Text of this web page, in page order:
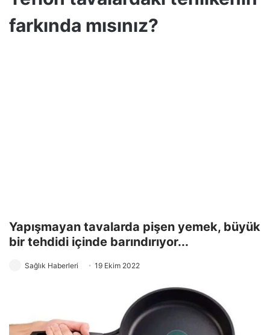
farkında mısınız?
Yapışmayan tavalarda pişen yemek, büyük
bir tehdidi içinde barındırıyor...
Sağlık Haberleri 19 Ekim 2022